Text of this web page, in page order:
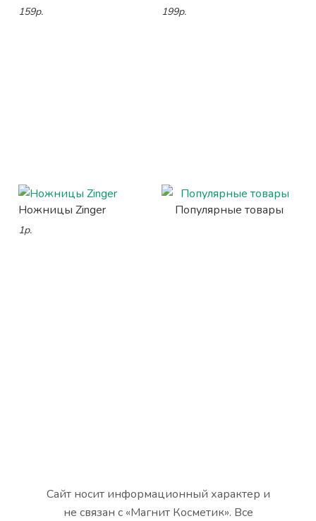
159р. 199р.
Ножницы Zinger
1р.
Популярные товары
Сайт носит информационный характер и
не связан с «Магнит Косметик». Все